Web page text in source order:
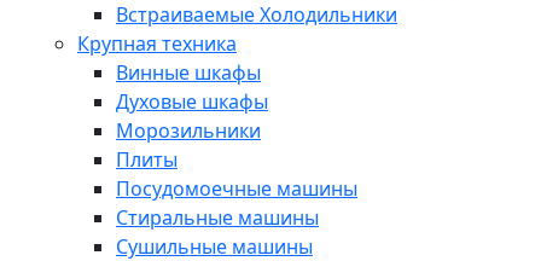
Встраиваемые Холодильники
Крупная техника
Винные шкафы
Духовые шкафы
Морозильники
Плиты
Посудомоечные машины
Стиральные машины
Сушильные машины